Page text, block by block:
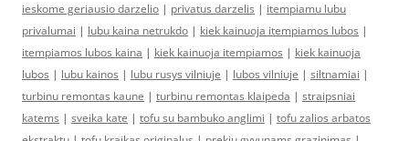
ieskome geriausio darzelio | privatus darzelis | itempiamu lubu
privalumai | lubu kaina netrukdo | kiek kainuoja itempiamos lubos |
itempiamos lubos kaina | kiek kainuoja itempiamos | kiek kainuoja
lubos | lubu kainos | lubu rusys vilniuje | lubos vilniuje | siltnamiai |
turbinu remontas kaune | turbinu remontas klaipeda | straipsniai
katems | sveika kate | tofu su bambuko anglimi | tofu zalios arbatos